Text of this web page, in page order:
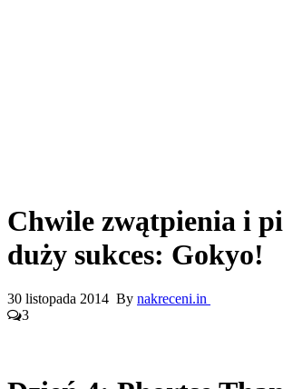
Chwile zwątpienia i
duży sukces: Gokyo!
30 listopada 2014 By nakreceni.in
3